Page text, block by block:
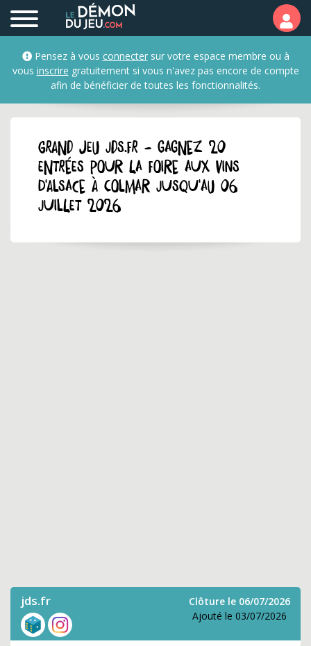
Pensez à vous connectersur votre espace membre ou à
vous inscrire gratuitement si vous n'avez pas encore de compte
afin de bénéficier de toutes les fonctionnalités.
GRAND JEU jds.fr - Gagnez 20
entrées pour la Foire aux Vins
d'Alsace à Colmar jusqu'au 06
juillet 2026
jds.fr
Clôture le 06/07/2026
Ajouté le 03/07/2026